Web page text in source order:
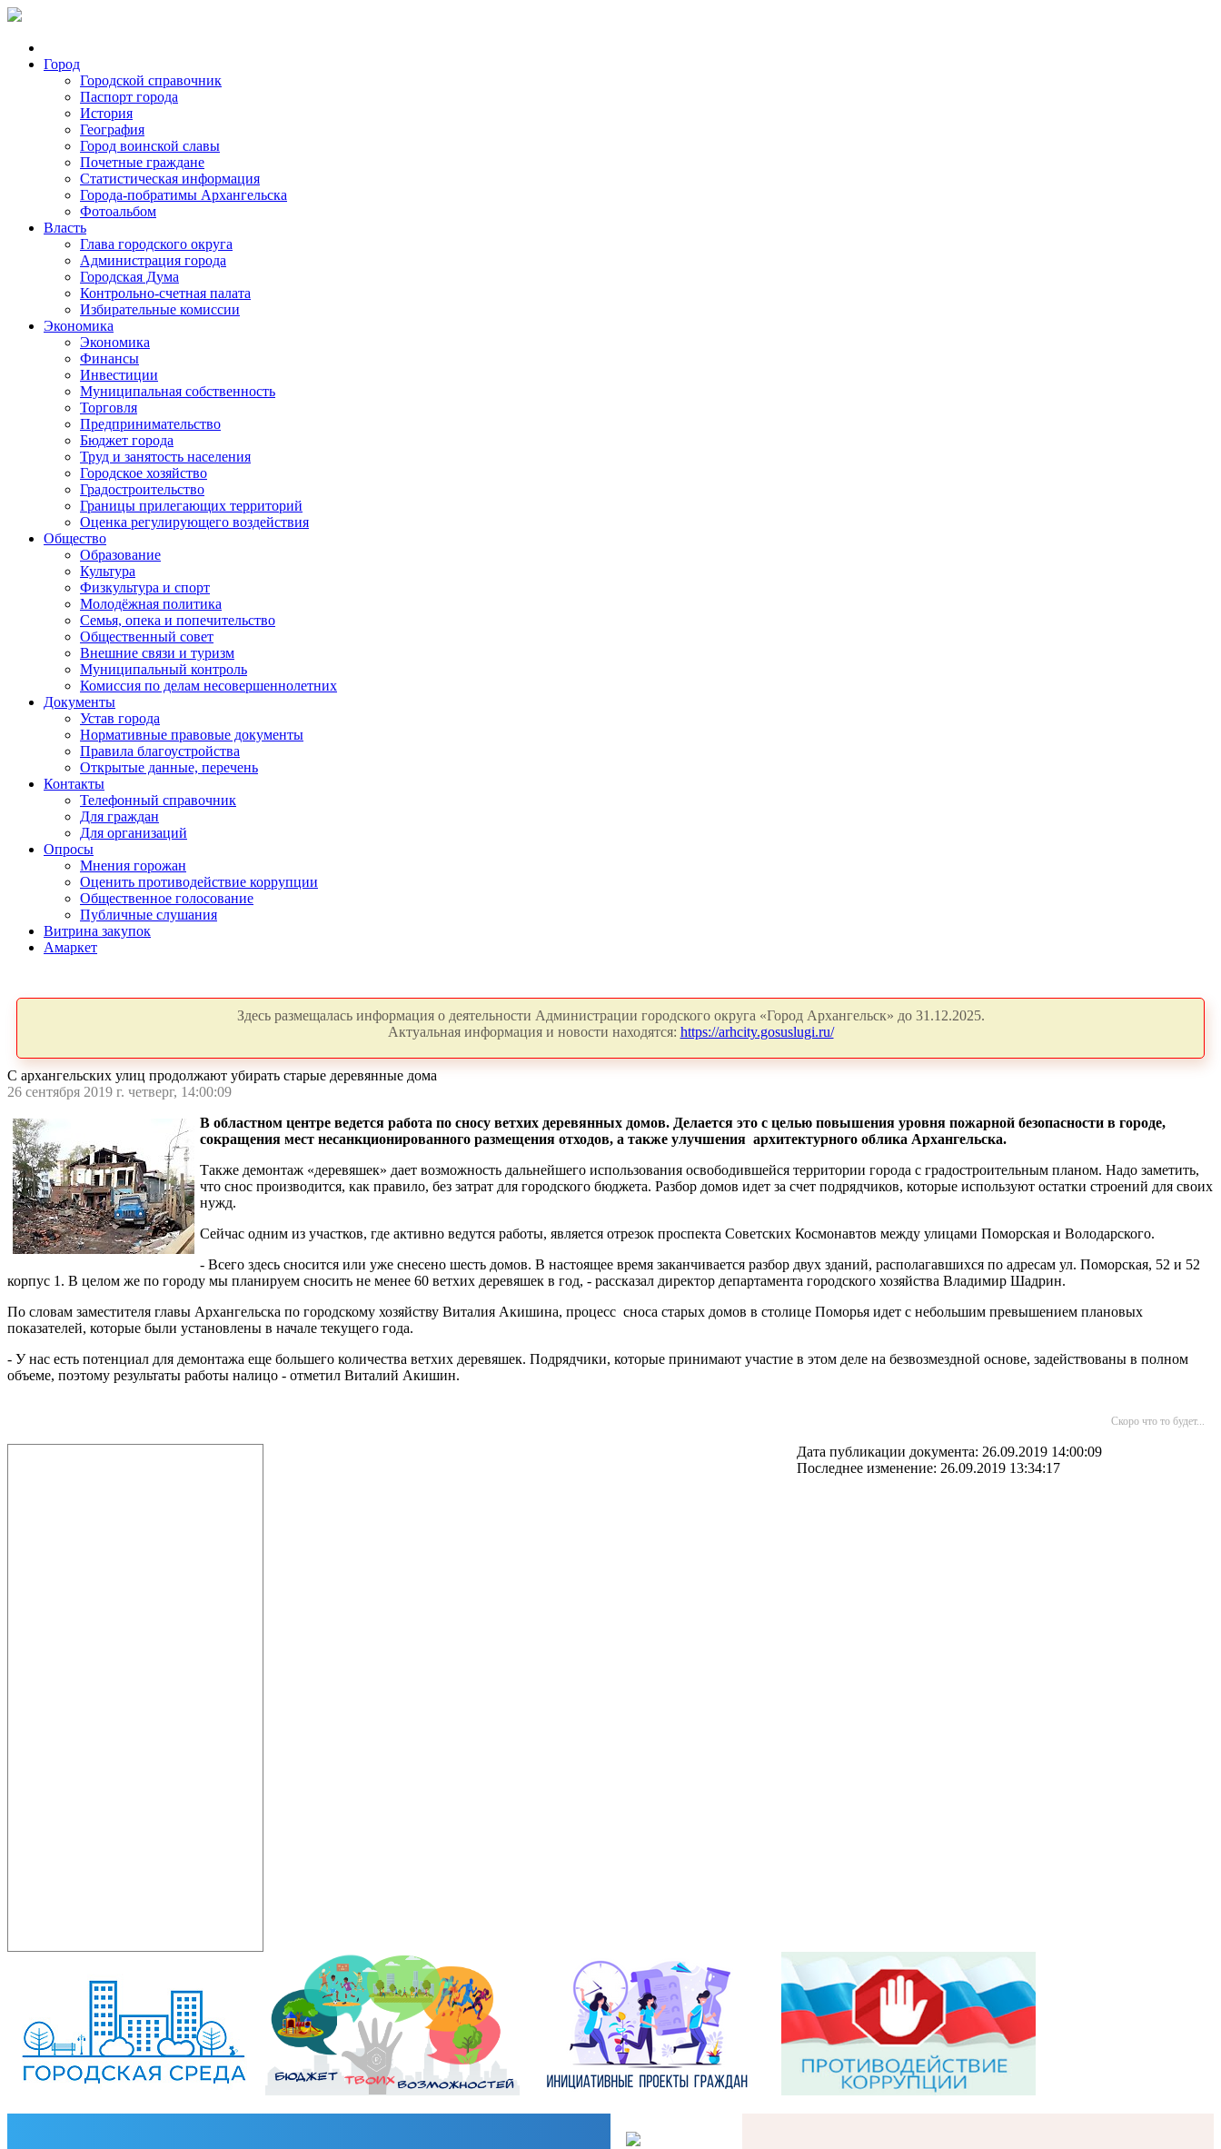
Город
Городской справочник
Паспорт города
История
География
Город воинской славы
Почетные граждане
Статистическая информация
Города-побратимы Архангельска
Фотоальбом
Власть
Глава городского округа
Администрация города
Городская Дума
Контрольно-счетная палата
Избирательные комиссии
Экономика
Экономика
Финансы
Инвестиции
Муниципальная собственность
Торговля
Предпринимательство
Бюджет города
Труд и занятость населения
Городское хозяйство
Градостроительство
Границы прилегающих территорий
Оценка регулирующего воздействия
Общество
Образование
Культура
Физкультура и спорт
Молодёжная политика
Семья, опека и попечительство
Общественный совет
Внешние связи и туризм
Муниципальный контроль
Комиссия по делам несовершеннолетних
Документы
Устав города
Нормативные правовые документы
Правила благоустройства
Открытые данные, перечень
Контакты
Телефонный справочник
Для граждан
Для организаций
Опросы
Мнения горожан
Оценить противодействие коррупции
Общественное голосование
Публичные слушания
Витрина закупок
Амаркет
Здесь размещалась информация о деятельности Администрации городского округа «Город Архангельск» до 31.12.2025.
Актуальная информация и новости находятся: https://arhcity.gosuslugi.ru/
С архангельских улиц продолжают убирать старые деревянные дома
26 сентября 2019 г. четверг, 14:00:09
В областном центре ведется работа по сносу ветхих деревянных домов. Делается это с целью повышения уровня пожарной безопасности в городе,
сокращения мест несанкционированного размещения отходов, а также улучшения архитектурного облика Архангельска.
Также демонтаж «деревяшек» дает возможность дальнейшего использования освободившейся территории города с градостроительным планом. Надо заметить,
что снос производится, как правило, без затрат для городского бюджета. Разбор домов идет за счет подрядчиков, которые используют остатки строений для своих
нужд.
Сейчас одним из участков, где активно ведутся работы, является отрезок проспекта Советских Космонавтов между улицами Поморская и Володарского.
- Всего здесь сносится или уже снесено шесть домов. В настоящее время заканчивается разбор двух зданий, располагавшихся по адресам ул. Поморская, 52 и 52
корпус 1. В целом же по городу мы планируем сносить не менее 60 ветхих деревяшек в год, - рассказал директор департамента городского хозяйства Владимир Шадрин.
По словам заместителя главы Архангельска по городскому хозяйству Виталия Акишина, процесс сноса старых домов в столице Поморья идет с небольшим превышением плановых
показателей, которые были установлены в начале текущего года.
- У нас есть потенциал для демонтажа еще большего количества ветхих деревяшек. Подрядчики, которые принимают участие в этом деле на безвозмездной основе, задействованы в полном
объеме, поэтому результаты работы налицо - отметил Виталий Акишин.
Скоро что то будет...
Дата публикации документа: 26.09.2019 14:00:09
Последнее изменение: 26.09.2019 13:34:17